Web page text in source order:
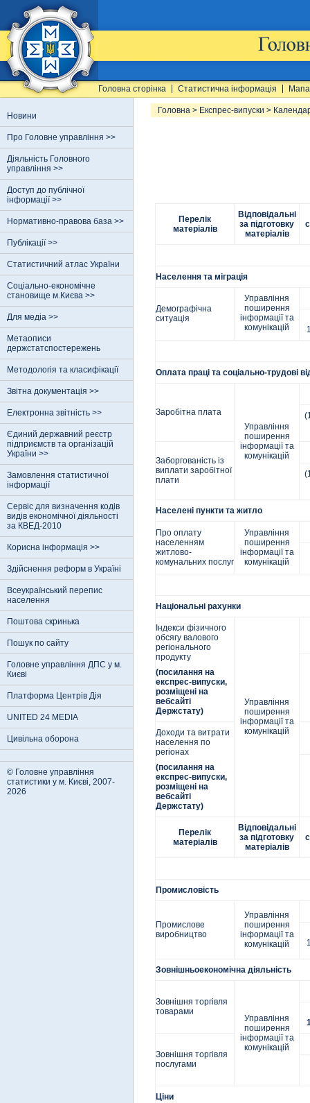
Головна сторінка Статистична інформація
Новини
Про Головне управління >>
Діяльність Головного
управління >>
Доступ до публічної
інформації >>
Нормативно-правова база >>
Публікації >>
Статистичний атлас України
Соціально-економічне
становище м.Києва >>
Для медіа >>
Метаописи
держстатспостережень
Методологія та класифікації
Звітна документація >>
Електронна звітність >>
Єдиний державний реєстр
пiдприємств та органiзацiй
України >>
Замовлення статистичної
інформації
Сервіс для визначення кодів
видів економічної діяльності
за КВЕД-2010
Корисна інформація >>
Здійснення реформ в Україні
Всеукраїнський перепис
населення
Поштова скринька
Пошук по сайту
Головне управління ДПС у м.
Києві
Платформа Центрів Дія
UNITED 24 MEDIA
Цивільна оборона
© Головне управління
статистики у м. Києві, 2007-
2026
Головна > Експрес-випуски >
Перелік
матеріалів
Відповідальні
за підготовку
матеріалів
Населення та міграція
Демографічна
ситуація
Управління
поширення
інформації та
комунікацій
Оплата праці та соціально-трудові
Заробітна плата
Управління
поширення
інформації та
комунікацій
Заборгованість із
виплати заробітної
плати
Населені пункти та житло
Про оплату
населенням
житлово-
комунальних послуг
Управління
поширення
інформації та
комунікацій
Національні рахунки
Індекси фізичного
обсягу валового
регіонального
продукту
(посилання на
експрес-випуски,
розміщені на
вебсайті
Держстату)
Управління
поширення
інформації та
комунікацій
Доходи та витрати
населення по
регіонах
(посилання на
експрес-випуски,
розміщені на
вебсайті
Держстату)
Перелік
матеріалів
Відповідальні
за підготовку
матеріалів
Промисловість
Промислове
виробництво
Управління
поширення
інформації та
комунікацій
Зовнішньоекономічна діяльність
Зовнішня торгівля
товарами
Управління
поширення
інформації та
комунікацій
Зовнішня торгівля
послугами
Ціни